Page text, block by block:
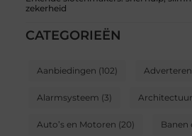
zekerheid
CATEGORIEËN
Aanbiedingen (102) Adverteren
Alarmsysteem (3) Architectuur
Auto’s en Motoren (20) Banen